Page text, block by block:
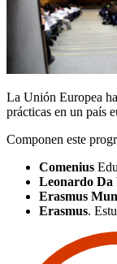
La Unión Europea
prácticas en un país
Componen este
Comenius
Leonardo Da
Erasmus
Erasmus.